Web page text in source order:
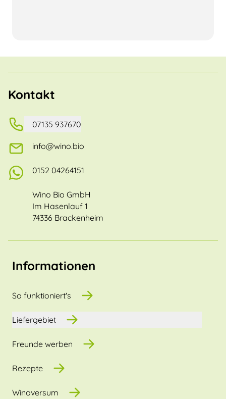
Kontakt
07135 937670
info@wino.bio
0152 04264151
Wino Bio GmbH
Im Hasenlauf 1
74336 Brackenheim
Informationen
So funktioniert's
Liefergebiet
Freunde werben
Rezepte
Winoversum